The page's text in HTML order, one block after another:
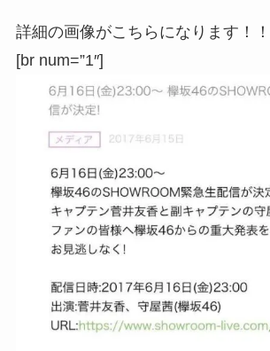
詳細の画像がこちらになります！！
[br num=”1″]